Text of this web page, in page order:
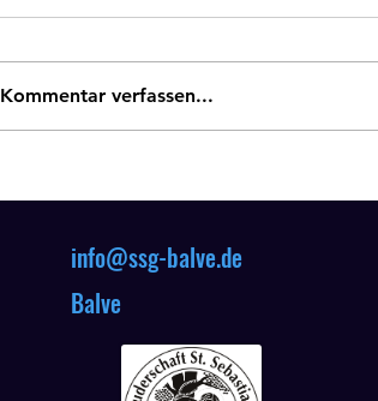
Endstand
Kommentar verfassen...
info@ssg-balve.de Am
Balve